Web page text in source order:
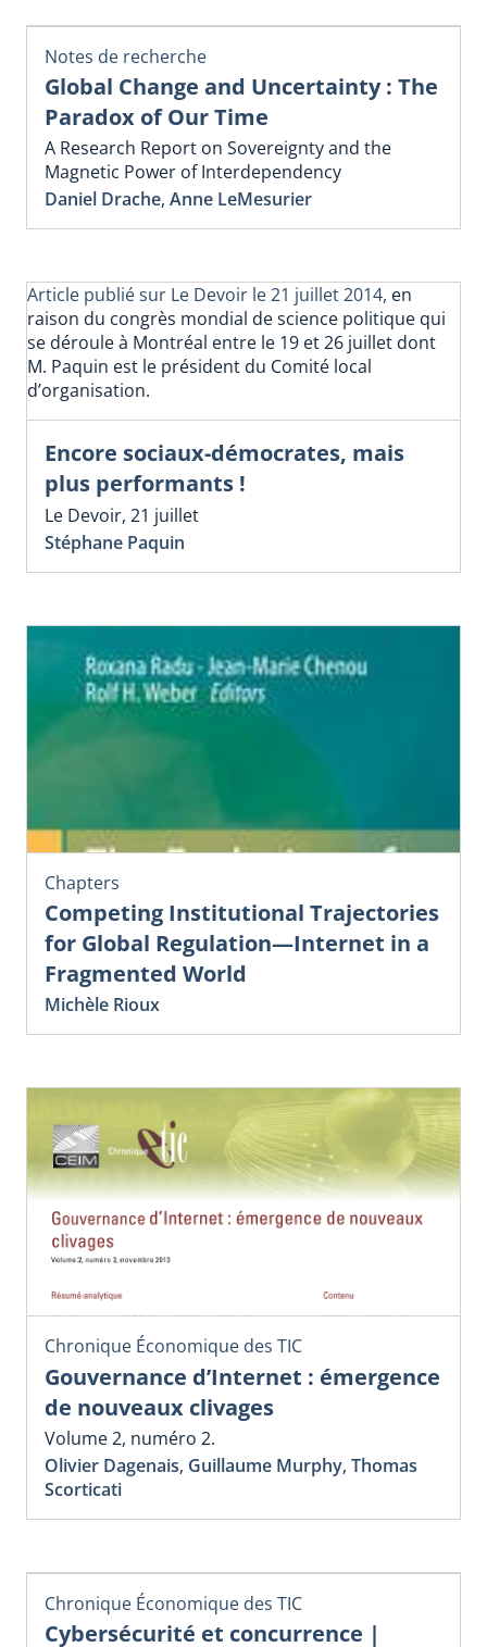
Notes de recherche
Global Change and Uncertainty : The
Paradox of Our Time
A Research Report on Sovereignty and the
Magnetic Power of Interdependency
Daniel Drache, Anne LeMesurier
Article publié sur Le Devoir le 21 juillet 2014, en
raison du congrès mondial de science politique qui
se déroule à Montréal entre le 19 et 26 juillet dont
M. Paquin est le président du Comité local
d’organisation.
Encore sociaux-démocrates, mais
plus performants !
Le Devoir, 21 juillet
Stéphane Paquin
Chapters
Competing Institutional Trajectories
for Global Regulation—Internet in a
Fragmented World
Michèle Rioux
Chronique Économique des TIC
Gouvernance d’Internet : émergence
de nouveaux clivages
Volume 2, numéro 2.
Olivier Dagenais, Guillaume Murphy, Thomas
Scorticati
Chronique Économique des TIC
Cybersécurité et concurrence |